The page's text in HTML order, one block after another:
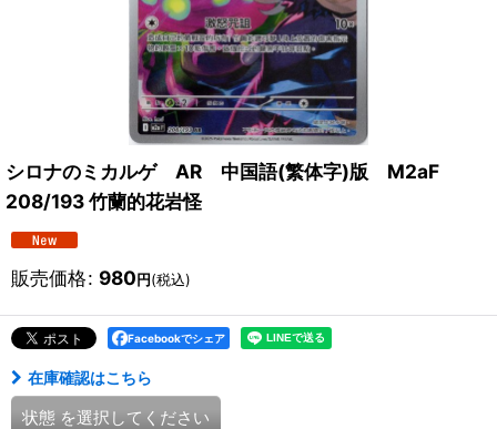
シロナのミカルゲ AR 中国語(繁体字)版 M2aF
208/193 竹蘭的花岩怪
販売価格: 980円(税込)
Facebookでシェア
在庫確認はこちら
状態 を選択してください